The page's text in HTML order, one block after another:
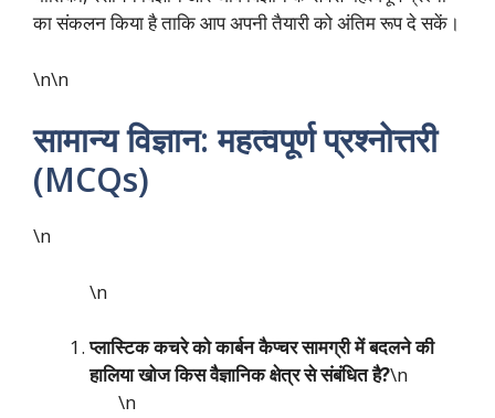
का संकलन किया है ताकि आप अपनी तैयारी को अंतिम रूप दे सकें।
\n\n
सामान्य विज्ञान: महत्वपूर्ण प्रश्नोत्तरी
(MCQs)
\n
\n
प्लास्टिक कचरे को कार्बन कैप्चर सामग्री में बदलने की
हालिया खोज किस वैज्ञानिक क्षेत्र से संबंधित है?\n
\n